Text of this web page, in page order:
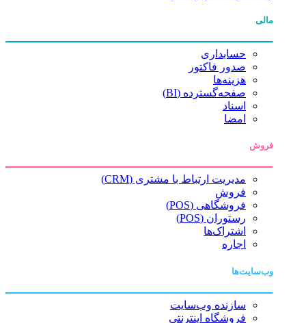
حسابداری
صدور فاکتور
هزینه‌ها
صفحه‌گسترده (BI)
اسناد
امضا
فروش
مدیریت ارتباط با مشتری (CRM)
فروش
فروشگاهی (POS)
رستوران (POS)
اشتراک‌ها
اجاره
وب‌سایت‌ها
سازنده وب‌سایت
فروشگاه اینترنتی